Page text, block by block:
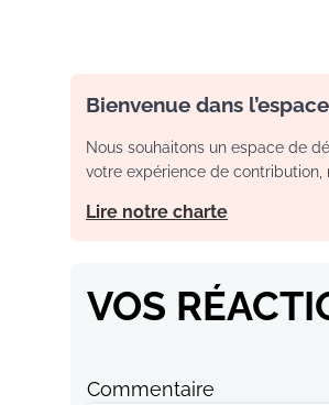
Bienvenue dans
Nous souhaitons un espace de
votre expérience de contribution,
Lire notre charte
VOS
Commentaire